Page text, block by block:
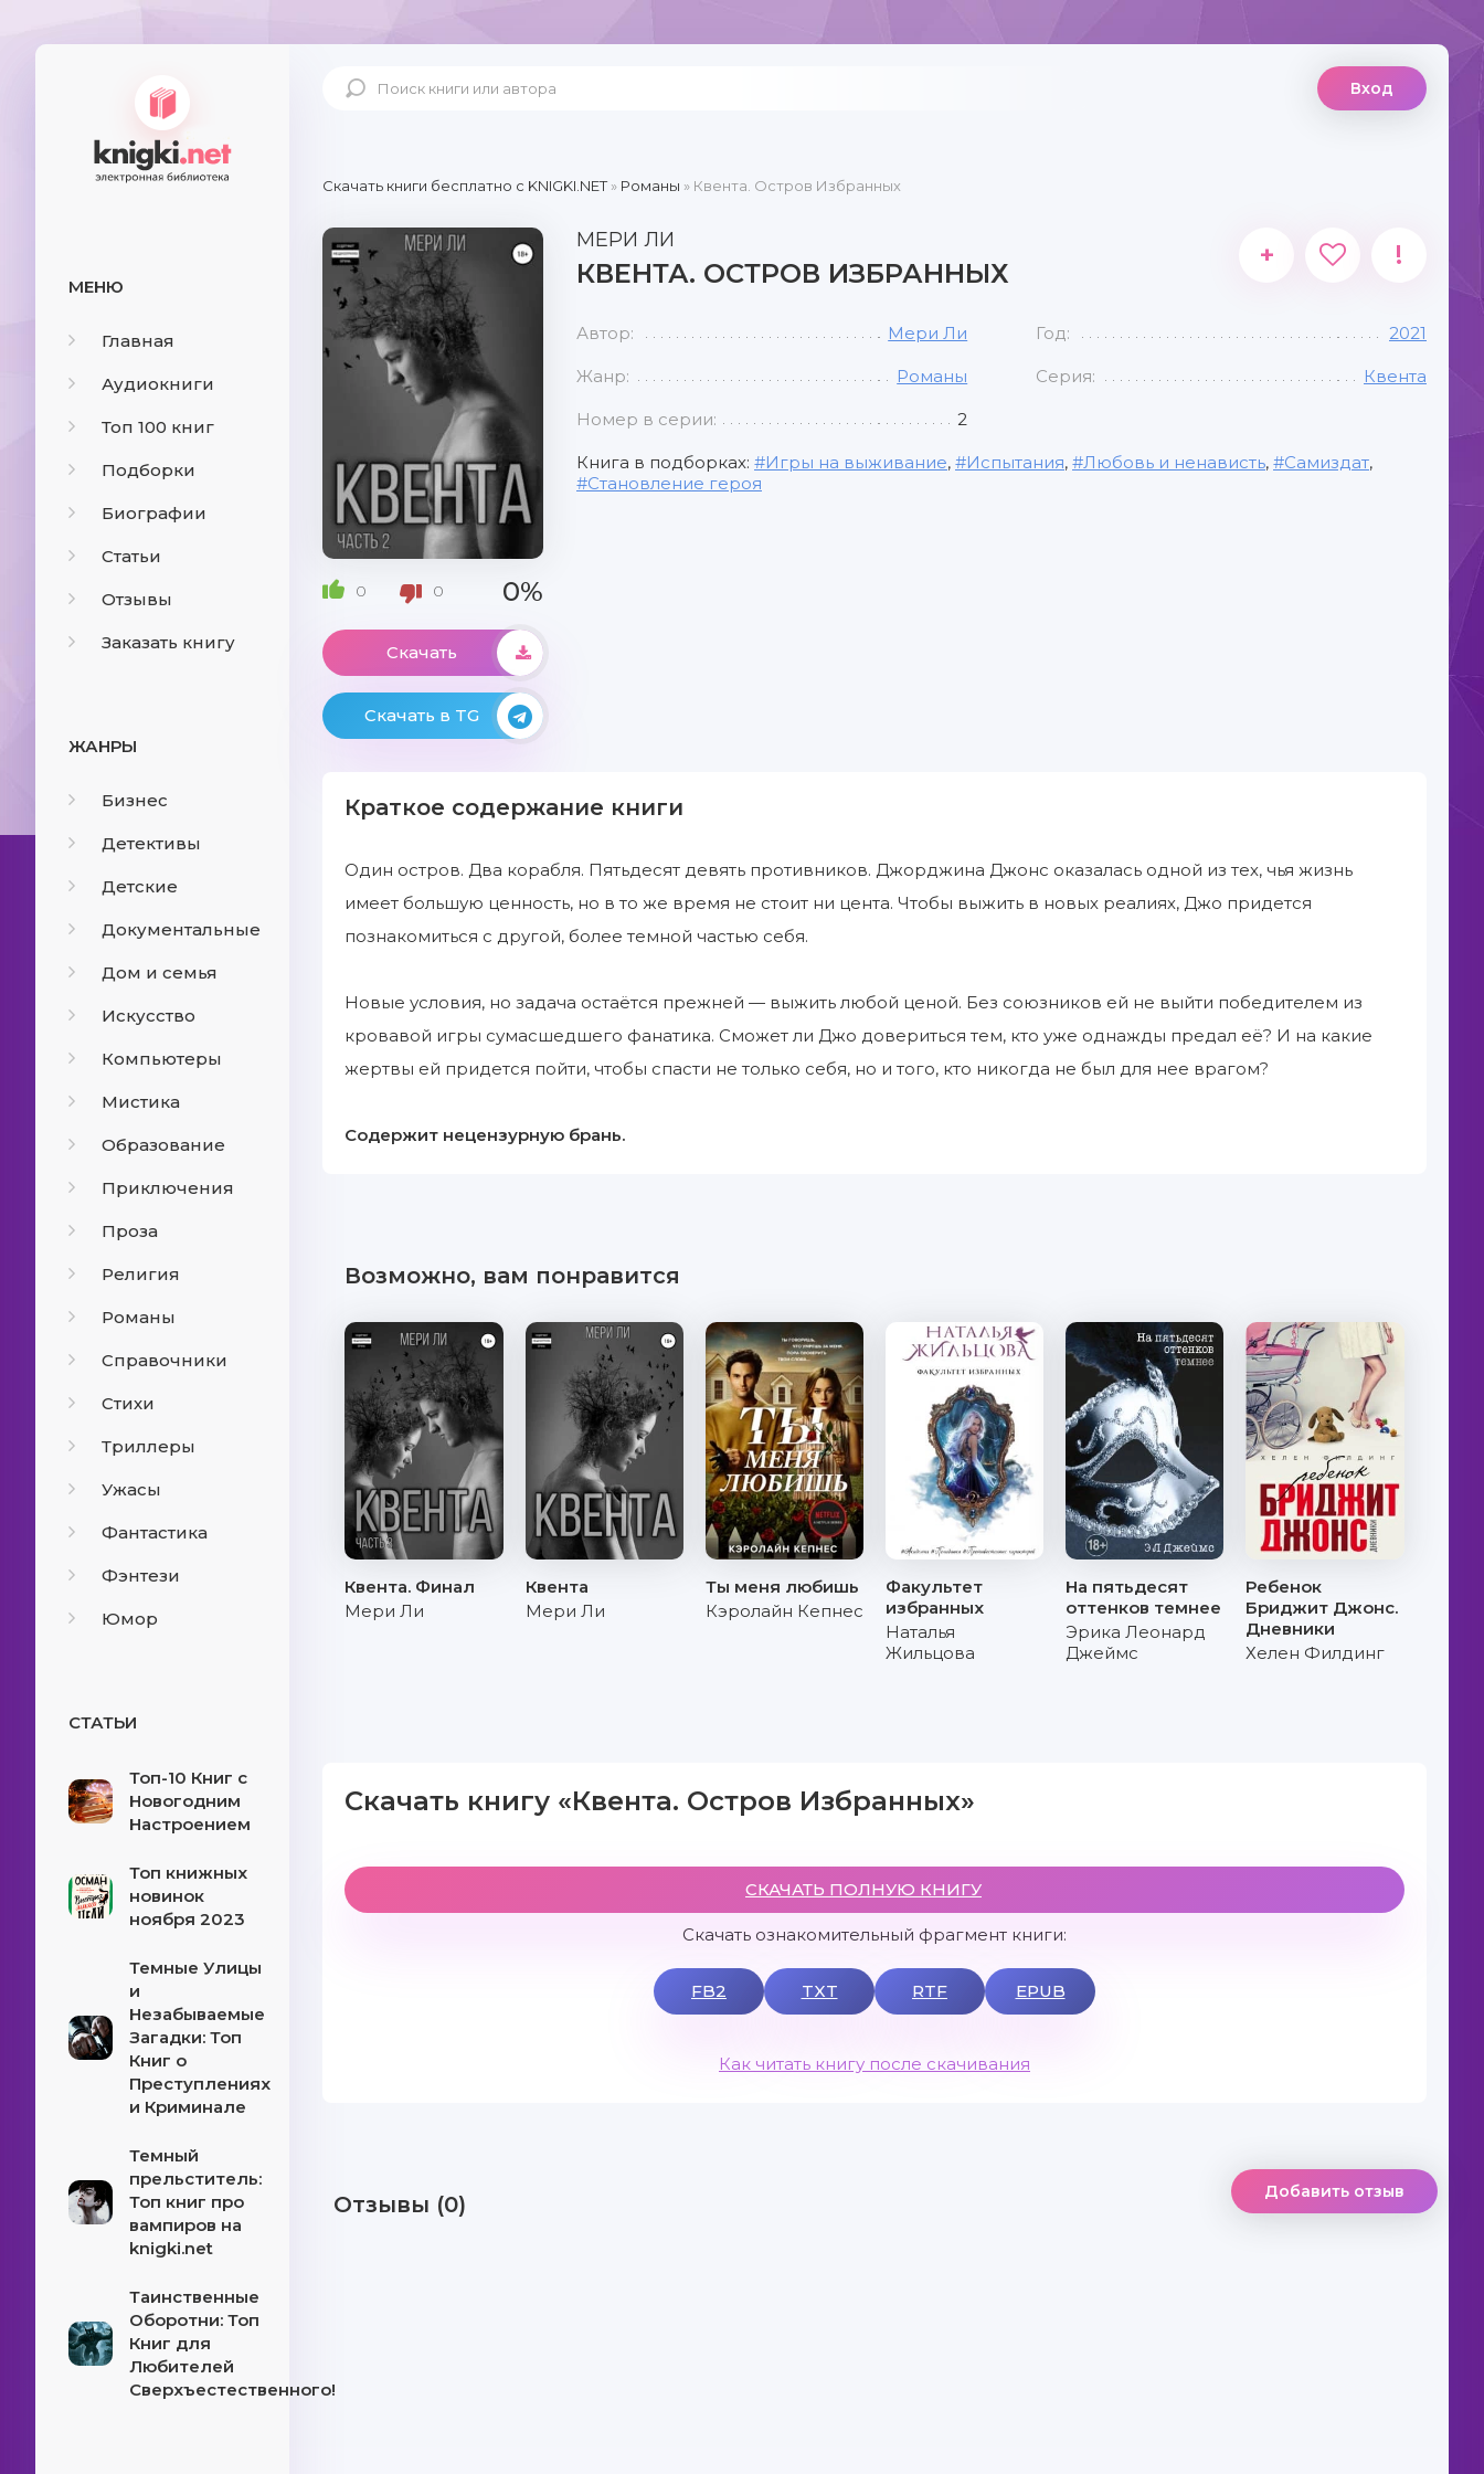
МЕНЮ
Главная
Аудиокниги
Топ 100 книг
Подборки
Биографии
Статьи
Отзывы
Заказать книгу
ЖАНРЫ
Бизнес
Детективы
Детские
Документальные
Дом и семья
Искусство
Компьютеры
Мистика
Образование
Приключения
Проза
Религия
Романы
Справочники
Стихи
Триллеры
Ужасы
Фантастика
Фэнтези
Юмор
СТАТЬИ
Топ-10 Книг с
Новогодним
Настроением
Топ книжных
новинок
ноября 2023
Темные Улицы
и
Незабываемые
Загадки: Топ
Книг о
Преступлениях
и Криминале
Темный
прельститель:
Топ книг про
вампиров на
knigki.net
Таинственные
Оборотни: Топ
Книг для
Любителей
Сверхъестественного!
Вход
Скачать книги бесплатно c KNIGKI.NET» Романы » Квента. Остров Избранных
0 0 0%
Скачать
Скачать в TG
МЕРИ ЛИ
КВЕНТА. ОСТРОВ ИЗБРАННЫХ
+ !
Автор: Мери Ли Год: 2021
Жанр: Романы Серия: Квента
Номер в серии: 2
Книга в подборках: Игры на выживание, Испытания, Любовь и ненависть, Самиздат,
Становление героя
Краткое содержание книги
Один остров. Два корабля. Пятьдесят девять противников. Джорджина Джонс оказалась одной из тех, чья жизнь
имеет большую ценность, но в то же время не стоит ни цента. Чтобы выжить в новых реалиях, Джо придется
познакомиться с другой, более темной частью себя.
Новые условия, но задача остаётся прежней — выжить любой ценой. Без союзников ей не выйти победителем из
кровавой игры сумасшедшего фанатика. Сможет ли Джо довериться тем, кто уже однажды предал её? И на какие
жертвы ей придется пойти, чтобы спасти не только себя, но и того, кто никогда не был для нее врагом?
Содержит нецензурную брань.
Возможно, вам понравится
Квента. Финал
Мери Ли
Квента
Мери Ли
Ты меня любишь
Кэролайн Кепнес
Факультет
избранных
Наталья
Жильцова
На пятьдесят
оттенков темнее
Эрика Леонард
Джеймс
Ребенок
Бриджит Джонс.
Дневники
Хелен Филдинг
Скачать книгу «Квента. Остров Избранных»
СКАЧАТЬ ПОЛНУЮ КНИГУ
Скачать ознакомительный фрагмент книги:
FB2 TXT RTF EPUB
Как читать книгу после скачивания
Отзывы (0) Добавить отзыв